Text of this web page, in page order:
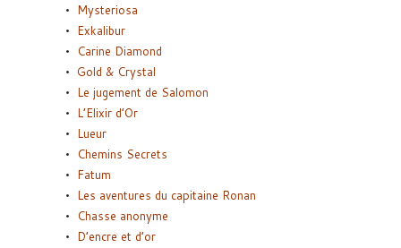
Mysteriosa
Exkalibur
Carine Diamond
Gold & Crystal
Le jugement de Salomon
L’Elixir d’Or
Lueur
Chemins Secrets
Fatum
Les aventures du capitaine Ronan
Chasse anonyme
D’encre et d’or